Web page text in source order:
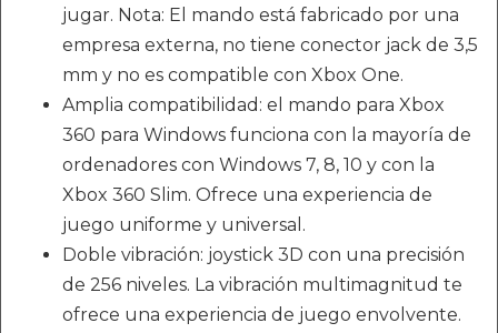
jugar. Nota: El mando está fabricado por una
empresa externa, no tiene conector jack de 3,5
mm y no es compatible con Xbox One.
Amplia compatibilidad: el mando para Xbox
360 para Windows funciona con la mayoría de
ordenadores con Windows 7, 8, 10 y con la
Xbox 360 Slim. Ofrece una experiencia de
juego uniforme y universal.
Doble vibración: joystick 3D con una precisión
de 256 niveles. La vibración multimagnitud te
ofrece una experiencia de juego envolvente.